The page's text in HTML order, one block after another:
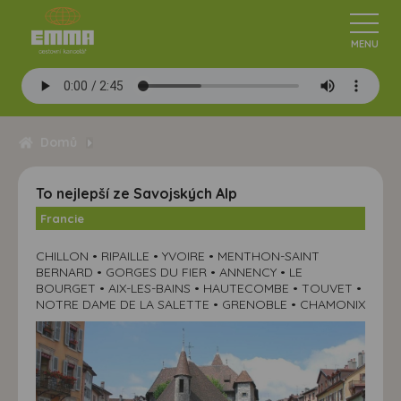
To nejlepší ze Savojských Alp
Francie
CHILLON • RIPAILLE • YVOIRE • MENTHON-SAINT
BERNARD • GORGES DU FIER • ANNENCY • LE
BOURGET • AIX-LES-BAINS • HAUTECOMBE • TOUVET •
NOTRE DAME DE LA SALETTE • GRENOBLE • CHAMONIX